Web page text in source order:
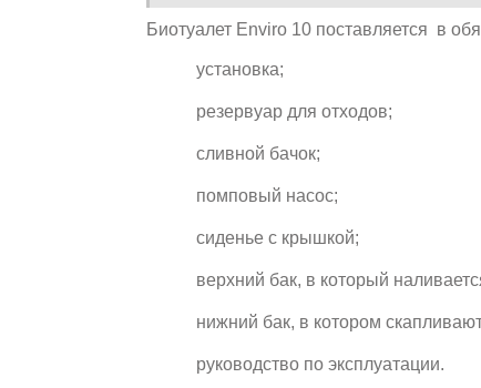
Биотуалет Enviro 10 поставляется в
установка;
резервуар для отходов;
сливной бачок;
помповый насос;
сиденье с крышкой;
верхний бак, в который
нижний бак, в котором
руководство по эксплуатации.